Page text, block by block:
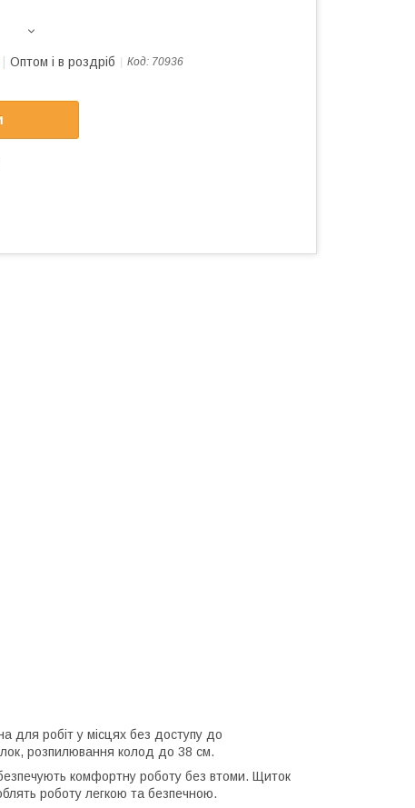
Оптом і в роздріб Код: 70936
для робіт у місцях без доступу до
розпилювання колод до 38 см.
комфортну роботу без втоми. Щиток
роботу легкою та безпечною.